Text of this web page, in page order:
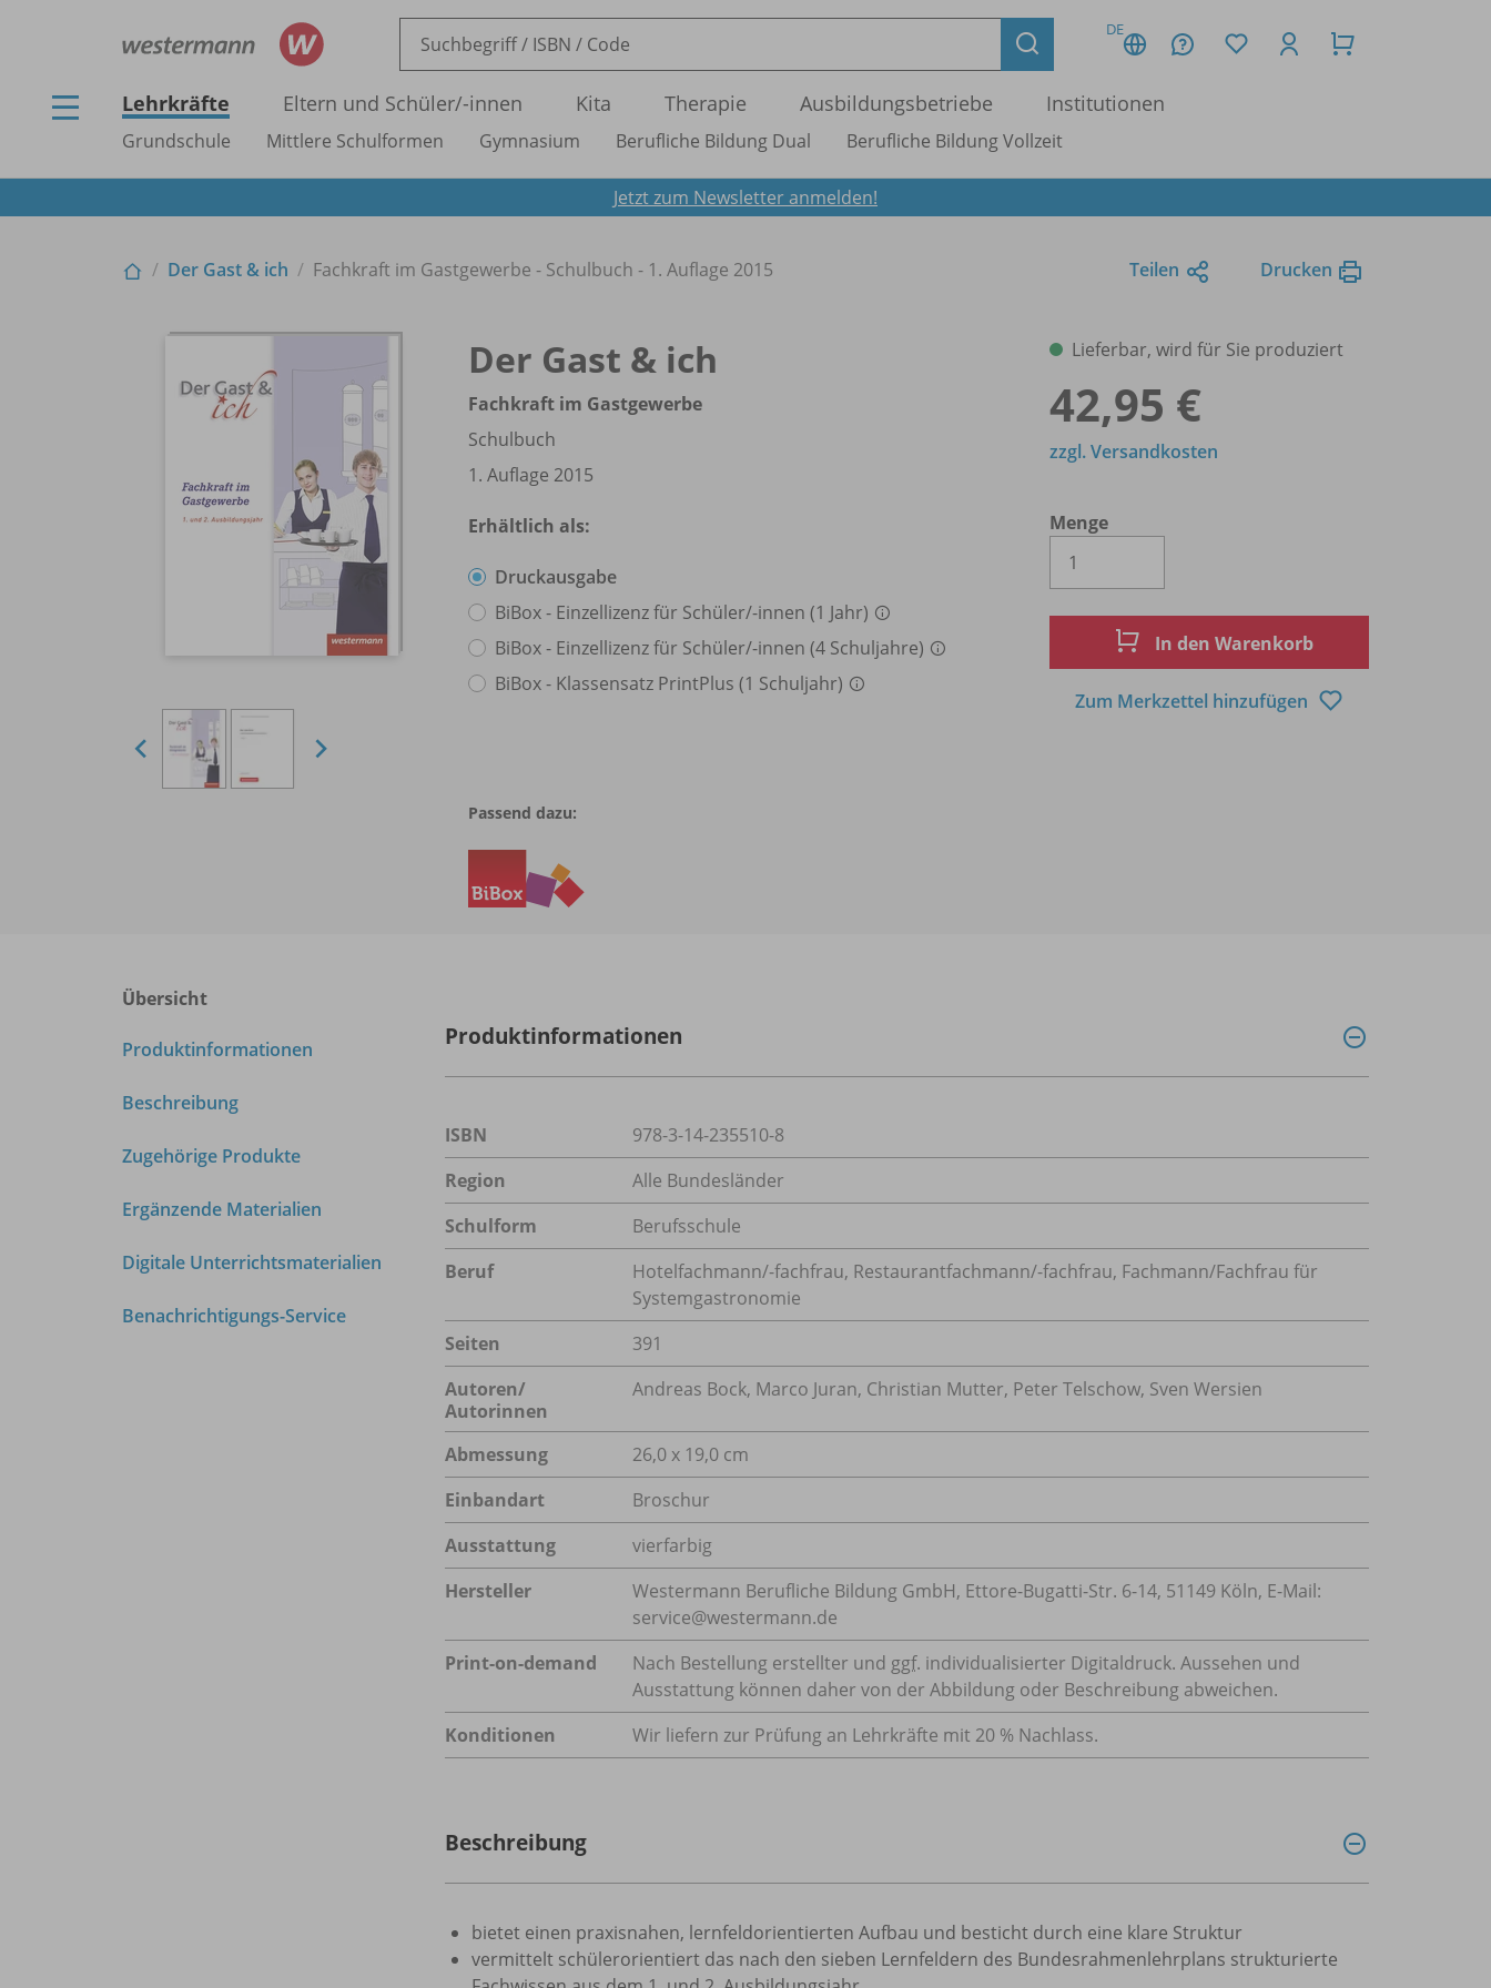
DE
Lehrkräfte Eltern und Schüler/-innen Kita Therapie Ausbildungsbetriebe Institutionen
Grundschule Mittlere Schulformen Gymnasium Berufliche Bildung Dual Berufliche Bildung Vollzeit
Jetzt zum Newsletter anmelden!
Der Gast & ich Fachkraft im Gastgewerbe - Schulbuch - 1. Auflage 2015 Teilen Drucken
Der Gast & ich
Fachkraft im Gastgewerbe
Schulbuch
1. Auflage 2015
Erhältlich als:
Druckausgabe
BiBox - Einzellizenz für Schüler/-innen (1 Jahr)
BiBox - Einzellizenz für Schüler/-innen (4 Schuljahre)
BiBox - Klassensatz PrintPlus (1 Schuljahr)
Passend dazu:
Lieferbar, wird für Sie produziert
42,95 €
Menge
zzgl. Versandkosten
In den Warenkorb
Zum Merkzettel hinzufügen
Übersicht
Produktinformationen
Beschreibung
Zugehörige Produkte
Ergänzende Materialien
Digitale Unterrichtsmaterialien
Benachrichtigungs-Service
Produktinformationen
ISBN
978-3-14-235510-8
Region
Alle Bundesländer
Schulform
Berufsschule
Beruf
Hotelfachmann/-fachfrau, Restaurantfachmann/-fachfrau, Fachmann/Fachfrau für
Systemgastronomie
Seiten
391
Autoren/
Autorinnen
Andreas Bock, Marco Juran, Christian Mutter, Peter Telschow, Sven Wersien
Abmessung
26,0 x 19,0 cm
Einbandart
Broschur
Ausstattung
vierfarbig
Hersteller
Westermann Berufliche Bildung GmbH, Ettore-Bugatti-Str. 6-14, 51149 Köln, E-Mail:
service@westermann.de
Print-on-demand
Nach Bestellung erstellter und ggf. individualisierter Digitaldruck. Aussehen und
Ausstattung können daher von der Abbildung oder Beschreibung abweichen.
Konditionen
Wir liefern zur Prüfung an Lehrkräfte mit 20 % Nachlass.
Beschreibung
bietet einen praxisnahen, lernfeldorientierten Aufbau und besticht durch eine klare Struktur
vermittelt schülerorientiert das nach den sieben Lernfeldern des Bundesrahmenlehrplans strukturierte